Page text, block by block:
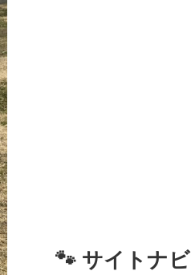
🐾 サイトナビ